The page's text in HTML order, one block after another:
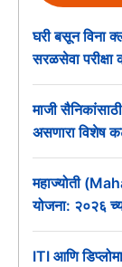
घरी बसून विना
सरळसेवा
माजी
असणारा विशेष
महाज्योती
योजना: २०२६
ITI आणि डिप्लोमा